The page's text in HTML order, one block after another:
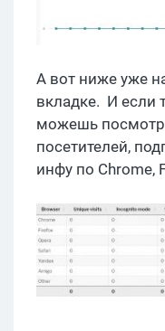
А вот ниже уже
вкладке. И если
можешь
посетителей,
инфу по Chrome,